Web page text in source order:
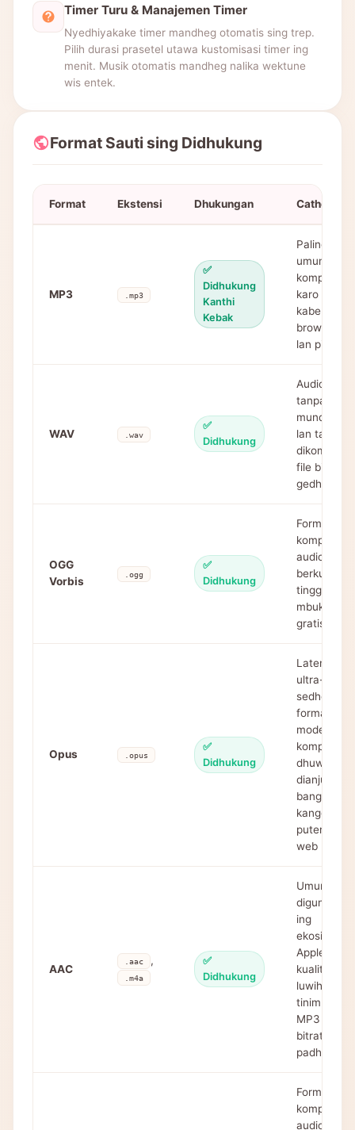
Timer Turu & Manajemen Timer
Nyedhiyakake timer mandheg otomatis sing trep.
Pilih durasi prasetel utawa kustomisasi timer ing
menit. Musik otomatis mandheg nalika wektune
wis entek.
Format Sauti sing Didhukung
Format Ekstensi Dhukungan Cathetan
MP3 .mp3
✅
Didhukung
Kanthi
Kebak
Paling
umum,
kompatibel
karo meh
kabeh
browser
lan piranti
WAV .wav
✅
Didhukung
Audio
tanpa
mundhut
lan tanpa
dikompres,
file biasane
gedhe
OGG
Vorbis
.ogg
✅
Didhukung
Format
kompresi
audio
berkualitas
tinggi sing
mbukak lan
gratis
Opus .opus
✅
Didhukung
Latensi
ultra-
sedheng,
format
modern
kompresi
dhuwur,
dianjurake
banget
kanggo
puteran
web
AAC
.aac ,
.m4a
✅
Didhukung
Umume
digunakake
ing
ekosistem
Apple,
kualitas
luwih apik
tinimbang
MP3 ing
bitrate sing
padha
Format
kompresi
audio